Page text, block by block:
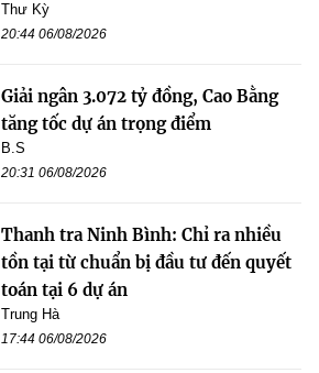
Thư Kỳ
20:44 06/08/2026
Giải ngân 3.072 tỷ đồng, Cao Bằng
tăng tốc dự án trọng điểm
B.S
20:31 06/08/2026
Thanh tra Ninh Bình: Chỉ ra nhiều
tồn tại từ chuẩn bị đầu tư đến quyết
toán tại 6 dự án
Trung Hà
17:44 06/08/2026